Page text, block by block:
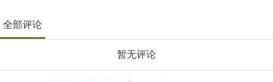
全部评论
暂无评论